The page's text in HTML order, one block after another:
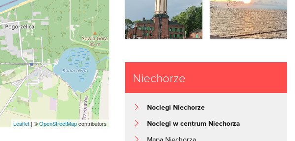
Leaflet| ©OpenStreetMapcontributors
Niechorze
Noclegi Niechorze
Noclegi w centrum Niechorza